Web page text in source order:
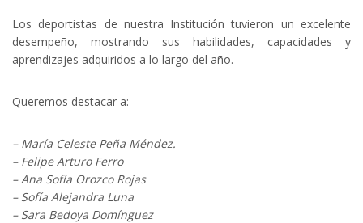
Los deportistas de nuestra Institución tuvieron un excelente
desempeño, mostrando sus habilidades, capacidades y
aprendizajes adquiridos a lo largo del año.
Queremos destacar a:
– María Celeste Peña Méndez.
– Felipe Arturo Ferro
– Ana Sofía Orozco Rojas
– Sofía Alejandra Luna
– Sara Bedoya Domínguez